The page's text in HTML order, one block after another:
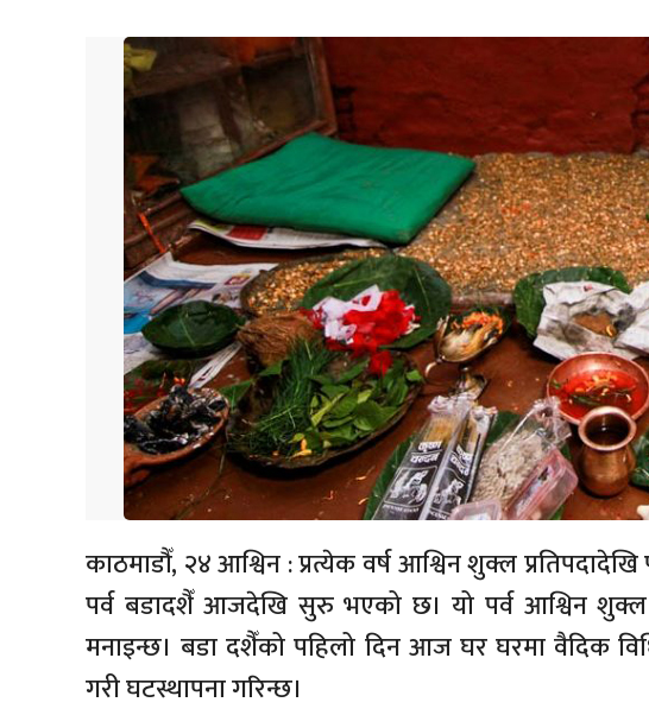
काठमाडौँ, २४ आश्विन : प्रत्येक वर्ष आश्विन शुक्ल
पर्व बडादशैँ आजदेखि सुरु भएको छ। यो पर्व आश्विन शुक्ल
मनाइन्छ। बडा दशैँको पहिलो दिन आज घर घरमा वैदिक
गरी घटस्थापना गरिन्छ।